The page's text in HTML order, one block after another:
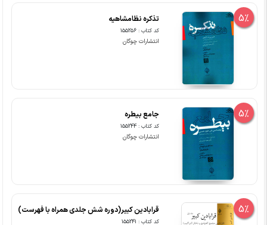
5% تذکره نظامشاهیه
کد کتاب : 155256
انتشارات چوگان
5% جامع بیطره
کد کتاب : 155244
انتشارات چوگان
5% قرابادین کبیر(دوره شش جلدی همراه با فهرست)
کد کتاب : 155241